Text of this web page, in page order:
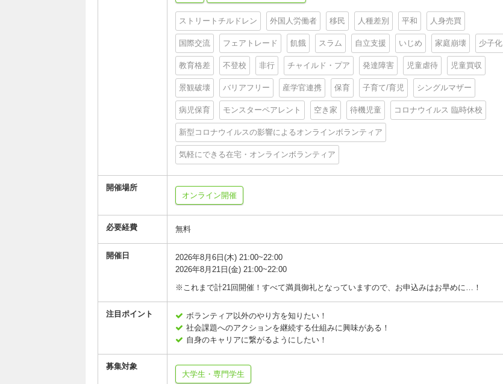
ストリートチルドレン 外国人労働者 移民 人種差別 平和 人身売買
国際交流 フェアトレード 飢餓 スラム 自立支援 いじめ 家庭崩壊 少子化
教育格差 不登校 非行 チャイルド・プア 発達障害 児童虐待 児童買収
景観破壊 バリアフリー 産学官連携 保育 子育て/育児 シングルマザー
病児保育 モンスターペアレント 空き家 待機児童 コロナウイルス 臨時休校
新型コロナウイルスの影響によるオンラインボランティア
気軽にできる在宅・オンラインボランティア
開催場所
オンライン開催
必要経費 無料
開催日
2026年8月6日(木) 21:00~22:00
2026年8月21日(金) 21:00~22:00
※これまで計21回開催！すべて満員御礼となっていますので、お申込みはお早めに…！
注目ポイント
ボランティア以外のやり方を知りたい！
社会課題へのアクションを継続する仕組みに興味がある！
自身のキャリアに繋がるようにしたい！
募集対象
大学生・専門学生